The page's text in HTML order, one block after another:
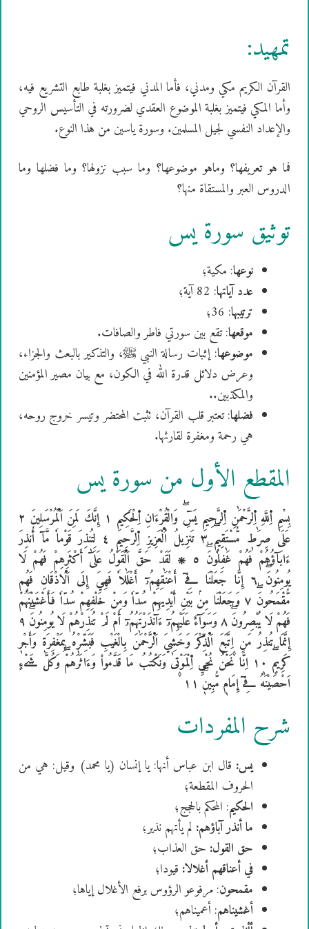
تمهيد:
القرآن الكريم مكي ومدني، فأما المدني فيتميز بغلبة طابع التشريع فيه،
وأما المكي فيتميز بغلبة الموضوع العقدي لضرورته في التأسيس الروحي
والإعداد النفسي لجيل المسلمين. وسورة ياسين من هذا النوع.
فما هو تعريفها؟ وماهو موضوعها؟ وما سبب نزولها؟ وما فضلها وما
الدروس العبر والمستقاة منها؟
توثيق سورة يس
نوعها: مكية؛
عدد آياتها: 82 آية؛
ترتيبها: 36؛
موقعها: تقع بين سورتي فاطر والصافات.
موضوعها: إثبات رسالة النبي ﷺ، والتذكير بالبعث والجزاء،
وعرض دلائل قدرة الله في الكون، مع بيان مصير المؤمنين
والمكذبين..
فضلها: تعتبر قلب القرآن، تثبت المحتضر وتيسر خروج روحه،
هي رحمة ومغفرة لقارئها.
المقطع الأول من سورة يس
بِسْمِ اِ۬للَّهِ اِ۬لرَّحْمَٰنِ اِ۬لرَّحِيمِ يَسِٓۖ وَالْقُرْءَانِ اِ۬لْحَكِيمِ ١ إِنَّكَ لَمِنَ اَ۬لْمُرْسَلِينَ ٢
عَلَىٰ صِرَٰطٖ مُّسْتَقِيمٖۖ ٣ تَنزِيلُ اُ۬لْعَزِيزِ اِ۬لرَّحِيمِ ٤ لِتُنذِرَ قَوْماٗ مَّآ أُنذِرَ
ءَابَآؤُهُمْ فَهُمْ غَٰفِلُونَۖ ٥ ۞ لَقَدْ حَقَّ اَ۬لْقَوْلُ عَلَىٰٓ أَكْثَرِهِمْ فَهُمْ لَا
يُومِنُونَۖ ٦ إِنَّا جَعَلْنَا فِےٓ أَعْنَٰقِهِمُۥٓ أَغْلَٰلاٗ فَهِيَ إِلَى اَ۬لَاذْقَانِ فَهُم
مُّقْمَحُونَۖ ٧ وَجَعَلْنَا مِنۢ بَيْنِ أَيْدِيهِمْ سُدّاٗ وَمِنْ خَلْفِهِمْ سُدّاٗ فَأَغْشَيْنَٰهُمْ
فَهُمْ لَا يُبْصِرُونَۖ ٨ وَسَوَآءٌ عَلَيْهِمُۥٓ ءَآنذَرْتَهُمُۥٓ أَمْ لَمْ تُنذِرْهُمْ لَا يُومِنُونَۖ ٩
إِنَّمَا تُنذِرُ مَنِ اِ۪تَّبَعَ اَ۬لذِّكْرَ وَخَشِيَ اَ۬لرَّحْمَٰنَ بِالْغَيْبِ فَبَشِّرْهُ بِمَغْفِرَةٖ وَأَجْرٖ
كَرِيمٍۖ ١٠ اِنَّا نَحْنُ نُحْيِ اِ۬لْمَوْت۪ىٰ وَنَكْتُبُ مَا قَدَّمُواْ وَءَاثَٰرَهُمْۖ وَكُلَّ شَےْءٍ
اَحْصَيْنَٰهُ فِےٓ إِمَامٖ مُّبِينٖۖ ١١
شرح المفردات
يس: قال ابن عباس أنها: يا إنسان (يا محمد) وقيل: هي من
الحروف المقطعة؛
الحكيم: المحكم بالحجج؛
ما أنذر آباؤهم: لم يأتهم نذير؛
حق القول: حق العذاب؛
في أعناقهم أغلالا: قيودا؛
مقمحون: مرفوعو الرؤوس برفع الأغلال إياها؛
أغشيناهم: أعميناهم؛